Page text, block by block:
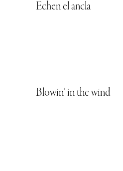
Echen el ancla
Blowin’ in the wind